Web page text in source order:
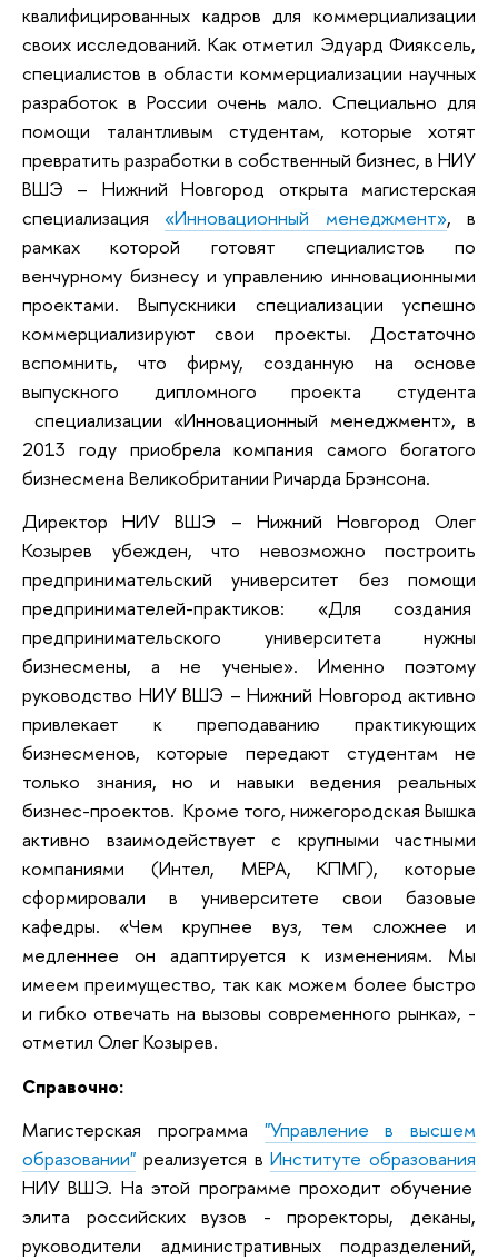
квалифицированных кадров для коммерциализации
своих исследований. Как отметил Эдуард Фияксель,
специалистов в области коммерциализации научных
разработок в России очень мало. Специально для
помощи талантливым студентам, которые хотят
превратить разработки в собственный бизнес, в НИУ
ВШЭ – Нижний Новгород открыта магистерская
специализация «Инновационный менеджмент», в
рамках которой готовят специалистов по
венчурному бизнесу и управлению инновационными
проектами. Выпускники специализации успешно
коммерциализируют свои проекты. Достаточно
вспомнить, что фирму, созданную на основе
выпускного дипломного проекта студента
специализации «Инновационный менеджмент», в
2013 году приобрела компания самого богатого
бизнесмена Великобритании Ричарда Брэнсона.
Директор НИУ ВШЭ – Нижний Новгород Олег
Козырев убежден, что невозможно построить
предпринимательский университет без помощи
предпринимателей-практиков: «Для создания
предпринимательского университета нужны
бизнесмены, а не ученые». Именно поэтому
руководство НИУ ВШЭ – Нижний Новгород активно
привлекает к преподаванию практикующих
бизнесменов, которые передают студентам не
только знания, но и навыки ведения реальных
бизнес-проектов. Кроме того, нижегородская Вышка
активно взаимодействует с крупными частными
компаниями (Интел, МЕРА, КПМГ), которые
сформировали в университете свои базовые
кафедры. «Чем крупнее вуз, тем сложнее и
медленнее он адаптируется к изменениям. Мы
имеем преимущество, так как можем более быстро
и гибко отвечать на вызовы современного рынка», -
отметил Олег Козырев.
Справочно:
Магистерская программа "Управление в высшем
образовании" реализуется вИнституте образования
НИУ ВШЭ. На этой программе проходит обучение
элита российских вузов - проректоры, деканы,
руководители административных подразделений,